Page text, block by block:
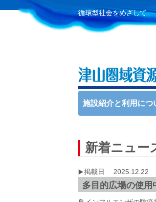
循環型社会をめざして
施設紹介と利用につ
新着ニュ
掲載日 2025.12.22
多目的広場の使用